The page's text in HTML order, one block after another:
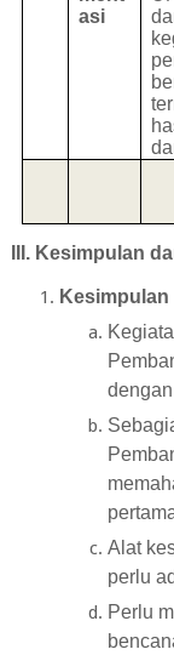
asi
III. Kesimpulan
Kesimpulan
Alat
perlu
Perlu